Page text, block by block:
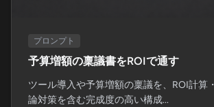
プロンプト
予算増額の稟議書をROIで通す
ツール導入や予算増額の稟議を、ROI計算
論対策を含む完成度の高い構成...